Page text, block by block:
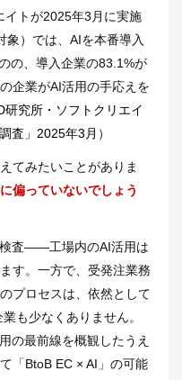
イトが2025年3月に実施
象）では、AIを本番導入
の、導入企業の83.1%が
企業がAI活用の手応えを
研究所・ソフトクリエイ
査」2025年3月 ）
てみたいことがありま
偏っていないでしょう
検査――工場内のAI活用は
す。一方で、受発注業務
プロセスは、依然として
も少なくありません。
の最前線を概観したうえ
「BtoB EC × AI」の可能